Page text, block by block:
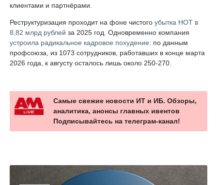
клиентами и партнёрами.
Реструктуризация проходит на фоне чистого убытка НОТ в
8,82 млрд рублей за 2025 год. Одновременно компания
устроила радикальное кадровое похудение: по данным
профсоюза, из 1073 сотрудников, работавших в конце марта
2026 года, к августу осталось лишь около 250-270.
Самые свежие новости ИТ и ИБ. Обзоры,
аналитика, анонсы главных ивентов
Подписывайтесь на телеграм-канал!